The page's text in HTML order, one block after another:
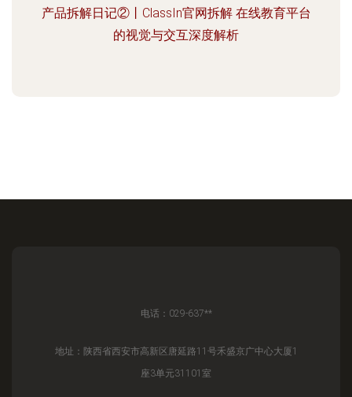
产品拆解日记②丨ClassIn官网拆解 在线教育平台
的视觉与交互深度解析
电话：029-637**
地址：陕西省西安市高新区唐延路11号禾盛京广中心大厦1
座3单元31101室